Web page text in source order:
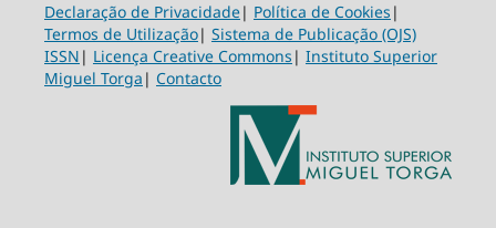
Declaração de Privacidade| Política de Cookies |
Termos de Utilização| Sistema de Publicação (OJS)
ISSN | Licença Creative Commons | Instituto Superior
Miguel Torga | Contacto